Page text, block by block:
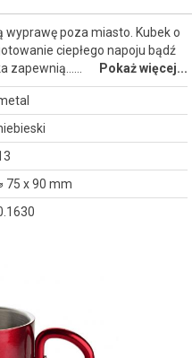
wyprawę poza miasto. Kubek o
ciepłego napoju bądź
zapewnią...…
Pokaż więcej...
75 x 90 mm